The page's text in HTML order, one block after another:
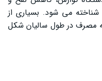
می ‌شود. بسیاری از
مصرف در طول سالیان شکل